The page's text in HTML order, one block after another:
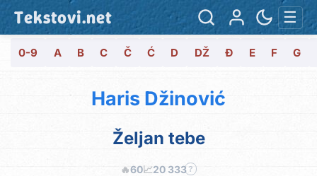
Tekstovi.net ☰
0-9 A B C Č Ć D DŽ Đ E F G
Haris Džinović
Željan tebe
🔥60📈20 333 ?